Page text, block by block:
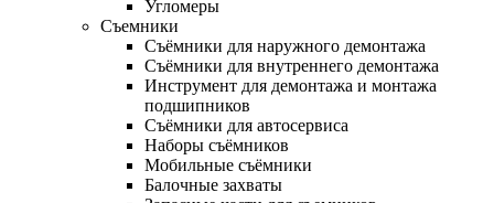
Угломеры
Съемники
Съёмники для наружного демонтажа
Съёмники для внутреннего демонтажа
Инструмент для демонтажа и монтажа
подшипников
Съёмники для автосервиса
Наборы съёмников
Мобильные съёмники
Балочные захваты